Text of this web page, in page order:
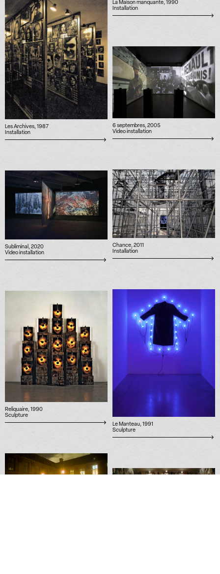
Les Archives, 1987
Installation
Subliminal, 2020
Video installation
Reliquaire, 1990
Sculpture
La Maison manquante, 1990
Installation
6 septembres, 2005
Video installation
Chance, 2011
Installation
Le Manteau, 1991
Sculpture